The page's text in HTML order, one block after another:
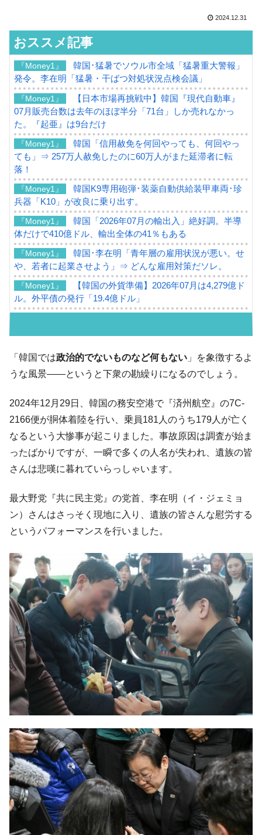
2024.12.31
おススメ記事
『Money1』
韓国･猛暑でソウル市全域「猛暑重大警報」
発令。李在明「猛暑・干ばつ対処状況点検会議」
『Money1』
【日本市場再挑戦中】韓国『現代自動車』
07月販売台数は去年のほぼ半分「71台」しか売れなかっ
た。『起亜』は9台だけ
『Money1』
韓国「信用赦免を何回やっても、何回やっ
ても」⇒ 257万人赦免したのに60万人がまた延滞者に転
落！
『Money1』
韓国K9専用砲弾･装薬自動供給装甲車両･珍
兵器「K10」が改良に乗り出す。
『Money1』
韓国「2026年07月の輸出入」絶好調。半導
体だけで410億ドル、輸出全体の41％もある
『Money1』
韓国･李在明「青年層の雇用状況が悪い。せ
や、若者に起業させよう」⇒ どんな雇用対策だソレ。
『Money1』
【韓国の外貨準備】2026年07月は4,279億ド
ル。外平債の発行「19.4億ドル」
『Money1』
韓国･李在明さっそく不動産対策で浅薄な発
言。
『Money1』
『韓国銀行』が「金の保有量を増やしま
す」⇒「金を経由するドル入手」手段ではないのか？
『Money1』
韓国･外為取引量「1日当たり1,214.4億ド
ル」まで拡大 ⇒ 海外資金の動きに強く左右される状態
い「50.5％」に上昇
『Money1』
韓国大統領府ボンクラ政策室長が告発され
た ⇒ 国家が行った恐るべき株価操作であり、空前の国政壟
断
『Money1』
韓国･警察職員が「丸刈りになって抗議活
動」
『Money1』
中国だけが鉄鋼輸出を異常増加させる ⇒ 中
国の過剰生産が世界を蝕む。
『Money1』
韓国製造業「半導体絶好調」のウラで他業
種は全般的「不調」⇒ PSIが示す現況は決して良くない。
『Money1』
【米韓激突案件】韓国消費者院が『クーパ
ン』1人当たり賠償10万ウォンを認定 ⇒ 総額3兆7,000億
『Money1』 韓国で猛暑。南東部では干ばつ
『Money1』
韓国型イージス搭載の次世代駆逐艦
『Money1』
【対日本円】ウォン安が急進！ 日米の協調
に韓国がいっちょがみしたのでは。
『Money1』
韓国政府『BYD』車への補助金を全廃 ⇒ 実
は韓国で『BYD』車は売れている。6カ月で対前年同期比
1.9倍！
『Money1』
在韓米国大使スティールが着韓！⇒ さっそ
く空港に詰めかけ「出て行け！」「極右勢力」のプラカー
「韓国では政治的でないものなど何もない 」を象徴するよ
うな風景――というと下衆の勘繰りになるのでしょう。
2024年12月29日、韓国の務安空港で『済州航空』の7C-
2166便が胴体着陸を行い、乗員181人のうち179人が亡く
なるという大惨事が起こりました。事故原因は調査が始ま
ったばかりですが、一瞬で多くの人名が失われ、遺族の皆
さんは悲嘆に暮れていらっしゃいます。
最大野党『共に民主党』の党首、李在明（イ・ジェミョ
ン）さんはさっそく現地に入り、遺族の皆さんな慰労する
というパフォーマンスを行いました。